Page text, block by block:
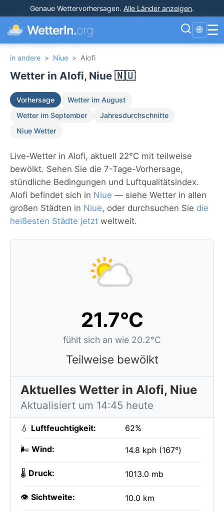
Genaue Wettervorhersagen. Alle Länder anzeigen.
WetterIn.org 🌐 ☰
in andere > Niue > Alofi
Wetter in Alofi, Niue 🇳🇺
Vorhersage
Wetter im August
Wetter im September
Jahresdurchschnitte
Niue Wetter
Live-Wetter in Alofi, aktuell 22°C mit teilweise
bewölkt. Sehen Sie die 7-Tage-Vorhersage,
stündliche Bedingungen und Luftqualitätsindex.
Alofi befindet sich in Niue — siehe Wetter in allen
großen Städten in Niue, oder durchsuchen Sie die
heißesten Städte jetzt weltweit.
21.7°C
fühlt sich an wie 20.2°C
Teilweise bewölkt
Aktuelles Wetter in Alofi, Niue
Aktualisiert um 14:45 heute
💧 Luftfeuchtigkeit: 62%
🌬️ Wind: 14.8 kph (167°)
🌡️ Druck: 1013.0 mb
👁️ Sichtweite: 10.0 km